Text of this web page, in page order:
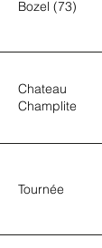
Bozel (73)
Chateau
Champlite
Tournée